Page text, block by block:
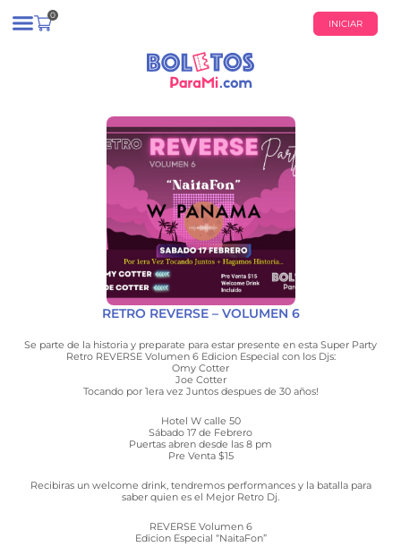
0
INICIAR
RETRO REVERSE – VOLUMEN 6
Se parte de la historia y preparate para estar presente en esta Super Party
Retro REVERSE Volumen 6 Edicion Especial con los Djs:
Omy Cotter
Joe Cotter
Tocando por 1era vez Juntos despues de 30 años!
Hotel W calle 50
Sábado 17 de Febrero
Puertas abren desde las 8 pm
Pre Venta $15
Recibiras un welcome drink, tendremos performances y la batalla para
saber quien es el Mejor Retro Dj.
REVERSE Volumen 6
Edicion Especial “NaitaFon”